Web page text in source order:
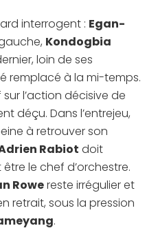
interrogent : Egan-
Kondogbia
loin de ses
remplacé à la mi-temps.
l’action décisive de
déçu. Dans l’entrejeu,
à retrouver son
Rabiot doit
le chef d’orchestre.
Rowereste irrégulier et
retrait, sous la pression
.